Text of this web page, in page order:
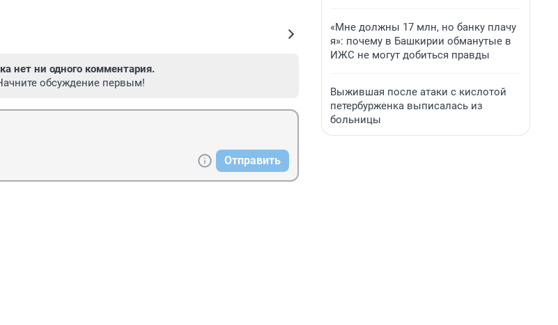
нет ни одного комментария.
обсуждение первым!
Отправить
«Мне должны 17 млн, но банку плачу
я»: почему в Башкирии обманутые в
ИЖС не могут добиться правды
Выжившая после атаки с кислотой
петербурженка выписалась из
больницы